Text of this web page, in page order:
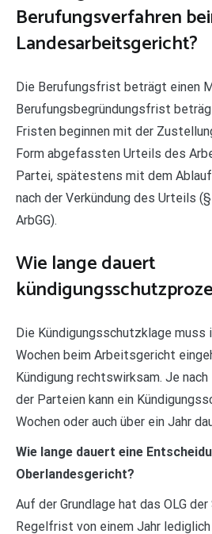
Berufungsverfahren
Landesarbeitsgericht?
Die Berufungsfrist beträgt einen
Berufungsbegründungsfrist
Fristen beginnen mit der
Form abgefassten Urteils des
Partei, spätestens mit dem
nach der Verkündung des Urteils
ArbGG).
Wie lange dauert
Die Kündigungsschutzklage muss
Wochen beim Arbeitsgericht
Kündigung rechtswirksam. Je
der Parteien kann ein
Wochen oder auch über ein Jahr
Wie lange dauert eine
Oberlandesgericht?
Auf der Grundlage hat das OLG
Regelfrist von einem Jahr